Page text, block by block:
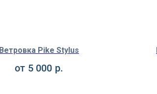
Ветровка Pike Stylus
от 5 000 р.